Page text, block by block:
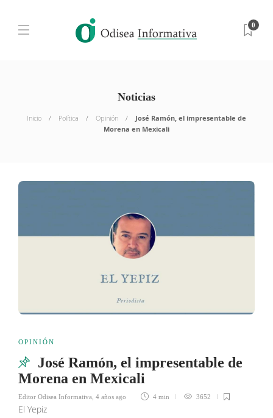
0
Noticias
Inicio Política Opinión
José Ramón, el impresentable de
Morena en Mexicali
OPINIÓN
José Ramón, el impresentable de
Morena en Mexicali
Editor Odisea Informativa 4 años ago 4 min 3652
El Yepiz